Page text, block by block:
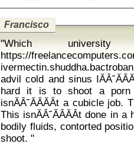
Francisco
"Which
https://
advil cold and sinus IĂÂ˘ĂÂĂÂve also been a witness to just how
hard it is to shoot a
isnĂÂ˘ĂÂĂÂt a cubicle job.
This isnĂÂ˘ĂÂĂÂt done
bodily fluids, contorted
shoot. "